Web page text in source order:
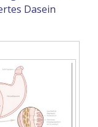
Dasein